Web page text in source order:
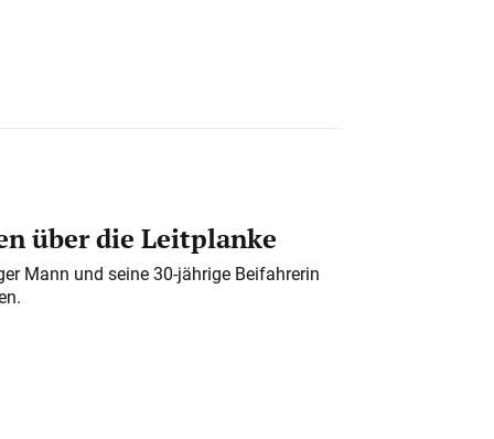
über die Leitplanke
Mann und seine 30-jährige Beifahrerin